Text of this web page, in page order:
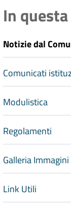
In
Notizie dal
Comunicati
Modulistica
Regolamenti
Galleria Immagini
Link Utili